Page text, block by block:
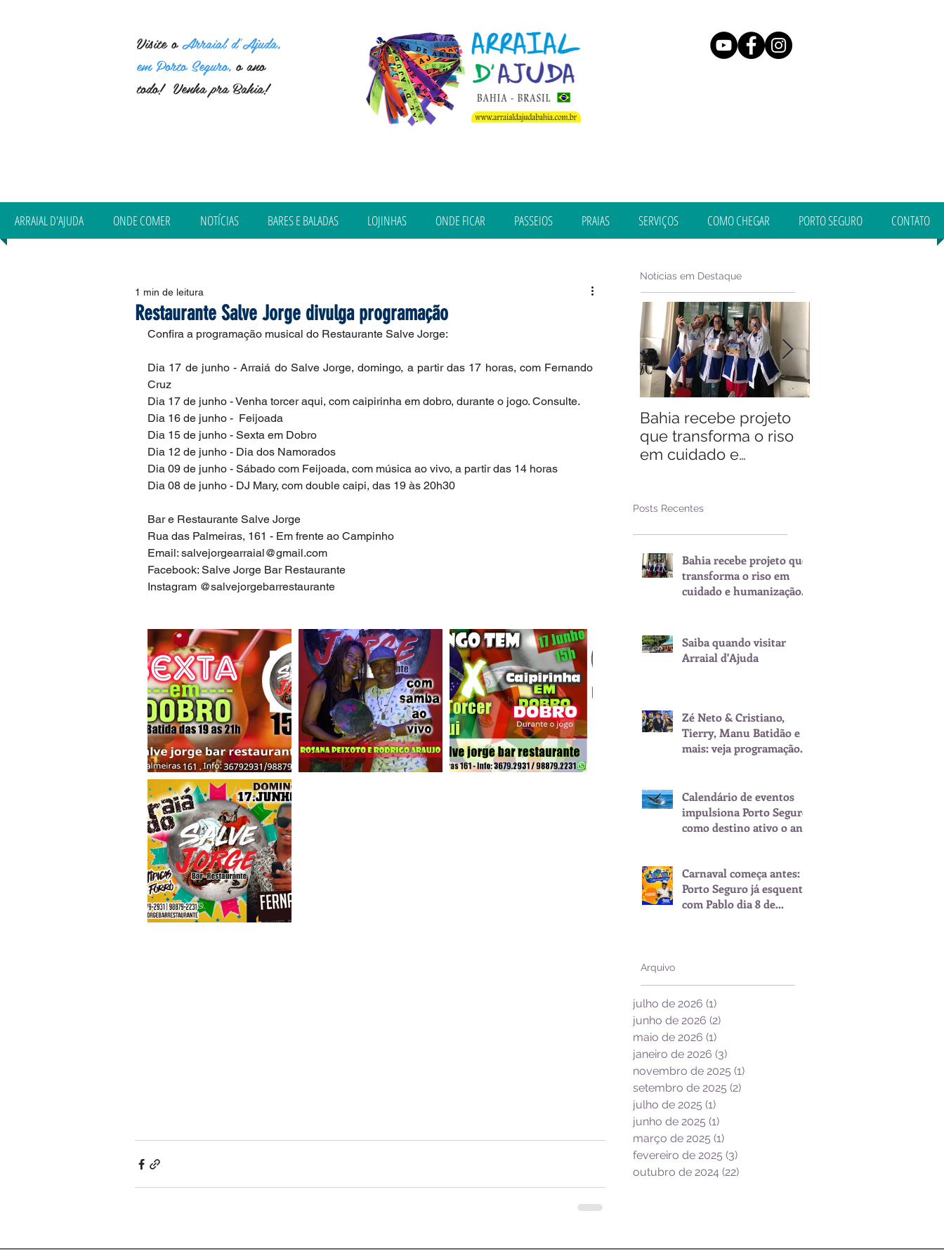
Visite oArraial d'Ajuda,
em Porto Seguro, o ano
todo! Venha pra Bahia!
ARRAIAL D'AJUDA ONDE COMER NOTÍCIAS BARES E BALADAS LOJINHAS ONDE FICAR PASSEIOS PRAIAS SERVIÇOS COMO CHEGAR PORTO SEGURO CONTATO
Restaurante Salve Jorge divulga programação
1 min de leitura
Confira a programação musical do Restaurante Salve Jorge:
Dia 17 de junho - Arraiá do Salve Jorge, domingo, a partir das 17 horas, com Fernando
Cruz
Dia 17 de junho - Venha torcer aqui, com caipirinha em dobro, durante o jogo. Consulte.
Dia 16 de junho -  Feijoada
Dia 15 de junho - Sexta em Dobro
Dia 12 de junho - Dia dos Namorados
Dia 09 de junho - Sábado com Feijoada, com música ao vivo, a partir das 14 horas
Dia 08 de junho - DJ Mary, com double caipi, das 19 às 20h30
Bar e Restaurante Salve Jorge
Rua das Palmeiras, 161 - Em frente ao Campinho
Email: salvejorgearraial@gmail.com
Facebook: Salve Jorge Bar Restaurante
Instagram @salvejorgebarrestaurante
Notícias em Destaque
Bahia recebe projeto
que transforma o riso
em cuidado e
Posts Recentes
Bahia recebe projeto que
transforma o riso em
cuidado e humanização
Saiba quando visitar
Arraial d'Ajuda
Zé Neto & Cristiano,
Tierry, Manu Batidão e
mais: veja programação
Calendário de eventos
impulsiona Porto Seguro
como destino ativo o ano
Carnaval começa antes:
Porto Seguro já esquenta
com Pablo dia 8 de
Arquivo
julho de 2026 (1)
junho de 2026 (2)
maio de 2026 (1)
janeiro de 2026 (3)
novembro de 2025 (1)
setembro de 2025 (2)
julho de 2025 (1)
junho de 2025 (1)
março de 2025 (1)
fevereiro de 2025 (3)
outubro de 2024 (22)